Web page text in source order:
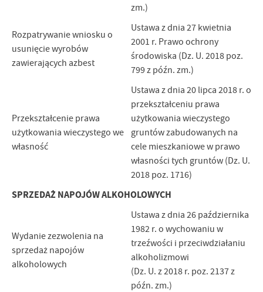
zm.)
Rozpatrywanie wniosku o
usunięcie wyrobów
zawierających azbest
Ustawa z dnia 27 kwietnia
2001 r. Prawo ochrony
środowiska (Dz. U. 2018 poz.
799 z późn. zm.)
Przekształcenie prawa
użytkowania wieczystego we
własność
Ustawa z dnia 20 lipca 2018 r. o
przekształceniu prawa
użytkowania wieczystego
gruntów zabudowanych na
cele mieszkaniowe w prawo
własności tych gruntów (Dz. U.
2018 poz. 1716)
SPRZEDAŻ NAPOJÓW ALKOHOLOWYCH
Wydanie zezwolenia na
sprzedaż napojów
alkoholowych
Ustawa z dnia 26 października
1982 r. o wychowaniu w
trzeźwości i przeciwdziałaniu
alkoholizmowi
(Dz. U. z 2018 r. poz. 2137 z
późn. zm.)